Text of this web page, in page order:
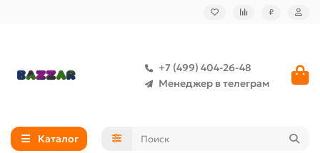
₽
+7 (499) 404-26-48
Менеджер в телеграм
Каталог